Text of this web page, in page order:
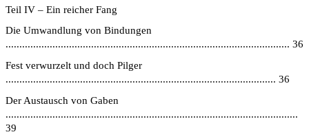
Teil IV – Ein reicher Fang
Die Umwandlung von Bindungen
....................................................................................................... 36
Fest verwurzelt und doch Pilger
.................................................................................................. 36
Der Austausch von Gaben
..........................................................................................................
39